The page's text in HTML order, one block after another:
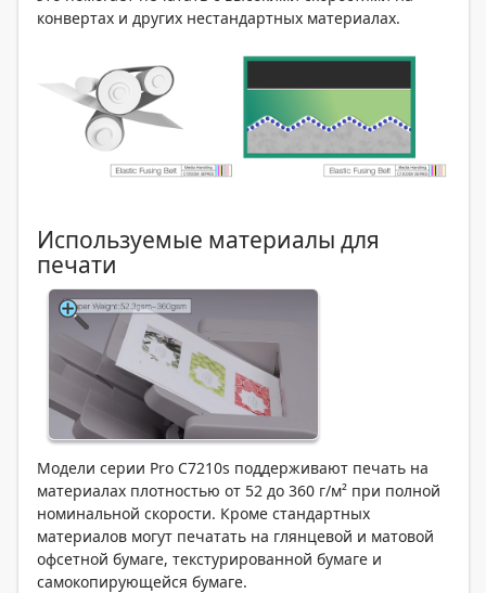
конвертах и других нестандартных материалах.
Используемые материалы для
печати
Модели серии Pro C7210s поддерживают печать на
материалах плотностью от 52 до 360 г/м² при полной
номинальной скорости. Кроме стандартных
материалов могут печатать на глянцевой и матовой
офсетной бумаге, текстурированной бумаге и
самокопирующейся бумаге.